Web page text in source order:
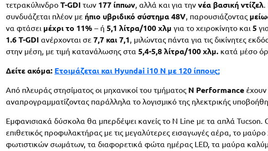
τετρακύλινδρο Τ-GDI των 177 ίππων, αλλά και για την νέα βασική ντίζελ.
συνδυάζεται πλέον με ήπιο υβριδικό σύστημα 48V, παρουσιάζοντας
να φτάσει μέχρι το 11% – ή 5,1 λίτρα/100 χλμ για το χειροκίνητο και 5
1.6 T-GDI ανέρχονται σε 7,7 και 7,1, μιλώντας πάντα για τις δικίνητες
στην μέση, με τιμή κατανάλωσης στα 5,4-5,8 λίτρα/100 χλμ. κατά μέσο
Δείτε ακόμα: Ετοιμάζεται και Hyundai i10 N με 120 ίππους;
Από πλευράς στησίματος οι μηχανικοί του τμήματος Ν Performance
αναπρογραμματίζοντας παράλληλα το λογισμικό της ηλεκτρικής
Εμφανισιακά δύσκολα θα μπερδέψει κανείς το N Line με τα απλά Tucson.
επιθετικός προφυλακτήρας με τις μεγαλύτερες εισαγωγές αέρα, το
φωτιστικών σωμάτων, τα διαφορετικά φώτα ημέρας LED, τα μαύρα